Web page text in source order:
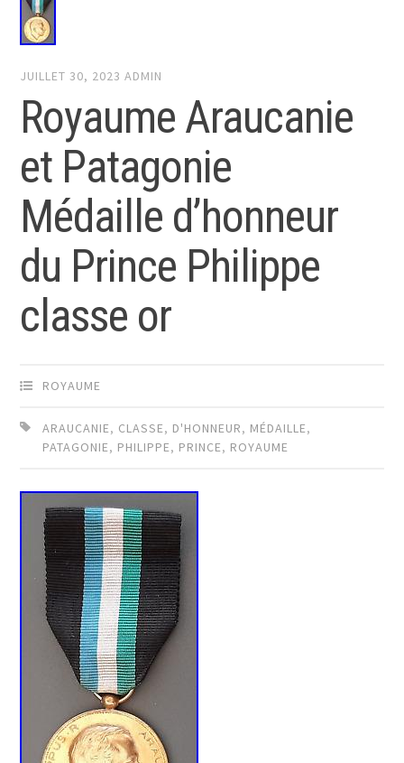
JUILLET 30, 2023 ADMIN
Royaume Araucanie
et Patagonie
Médaille d’honneur
du Prince Philippe
classe or
ROYAUME
ARAUCANIE, CLASSE, D'HONNEUR, MÉDAILLE,
PATAGONIE, PHILIPPE, PRINCE, ROYAUME